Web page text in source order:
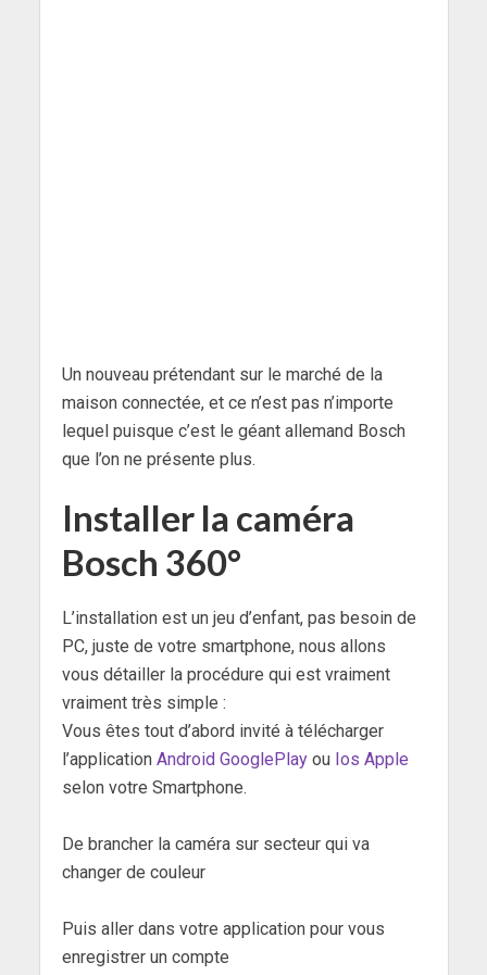
Un nouveau prétendant sur le marché de la
maison connectée, et ce n’est pas n’importe
lequel puisque c’est le géant allemand Bosch
que l’on ne présente plus.
Installer la caméra
Bosch 360°
L’installation est un jeu d’enfant, pas besoin de
PC, juste de votre smartphone, nous allons
vous détailler la procédure qui est vraiment
vraiment très simple :
Vous êtes tout d’abord invité à télécharger
l’application Android GooglePlayouIos Apple
selon votre Smartphone.
De brancher la caméra sur secteur qui va
changer de couleur
Puis aller dans votre application pour vous
enregistrer un compte